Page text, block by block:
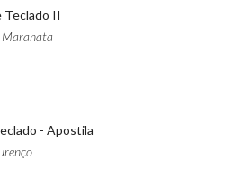
Teclado II
Maranata
- Apostila